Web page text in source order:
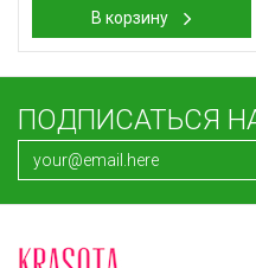
В корзину
ПОДПИСАТЬСЯ